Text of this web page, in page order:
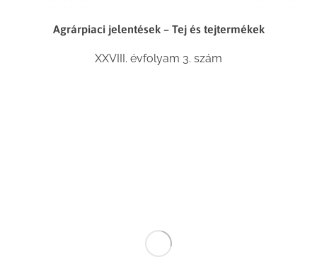
Agrárpiaci jelentések – Tej és tejtermékek
XXVIII. évfolyam 3. szám